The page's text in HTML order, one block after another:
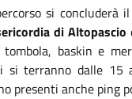
si concluderà il
di Altopascio
tombola, baskin e
si terranno dalle 15
presenti anche ping